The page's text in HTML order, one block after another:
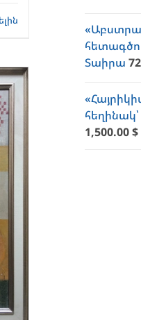
Տաիրա
1,500.00$